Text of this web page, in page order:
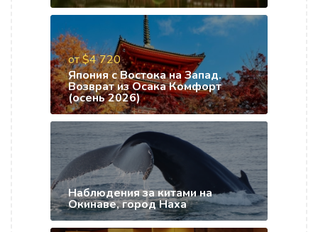
от $4 720
Япония с Востока на Запад.
Возврат из Осака Комфорт
(осень 2026)
Наблюдения за китами на
Окинаве, город Наха